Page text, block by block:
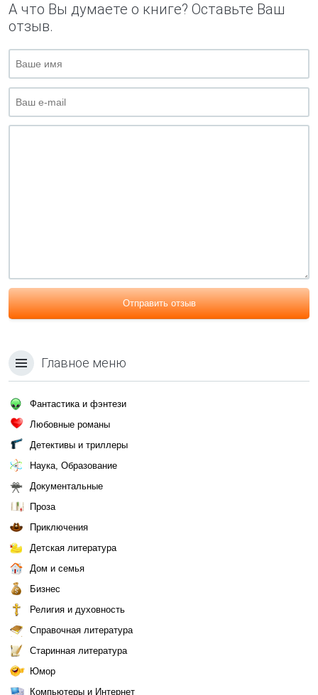
А что Вы думаете о книге? Оставьте Ваш
отзыв.
Отправить отзыв
Главное меню
Фантастика и фэнтези
Любовные романы
Детективы и триллеры
Наука, Образование
Документальные
Проза
Приключения
Детская литература
Дом и семья
Бизнес
Религия и духовность
Справочная литература
Старинная литература
Юмор
Компьютеры и Интернет